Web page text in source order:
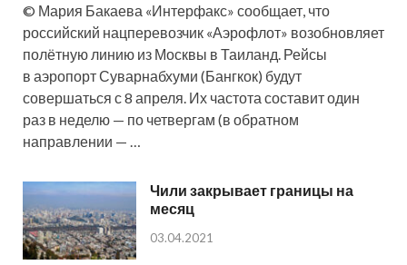
© Мария Бакаева «Интерфакс» сообщает, что
российский нацперевозчик «Аэрофлот» возобновляет
полётную линию из Москвы в Таиланд. Рейсы
в аэропорт Суварнабхуми (Бангкок) будут
совершаться с 8 апреля. Их частота составит один
раз в неделю — по четвергам (в обратном
направлении — …
Чили закрывает границы на
месяц
03.04.2021